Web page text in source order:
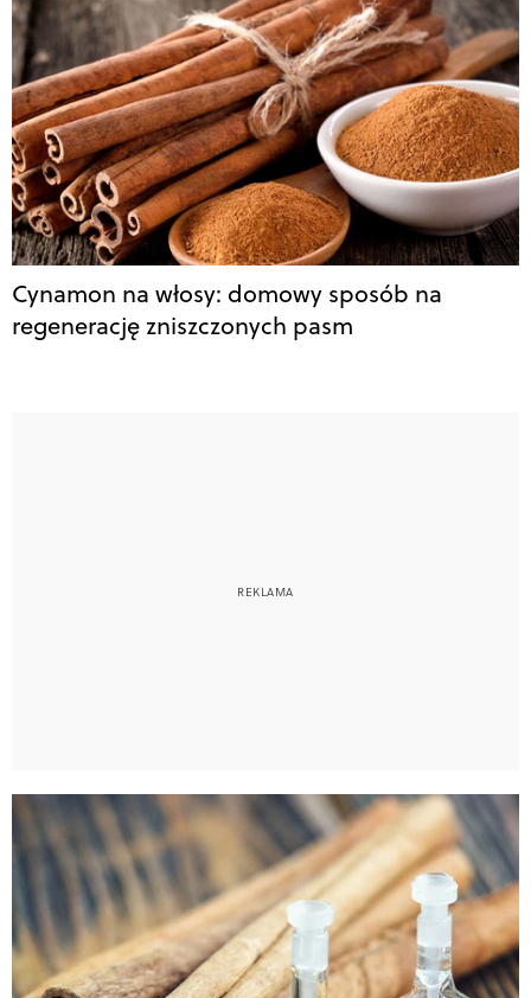
Cynamon na włosy: domowy sposób na
regenerację zniszczonych pasm